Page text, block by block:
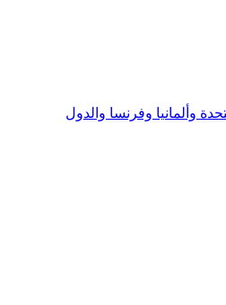
وألمانيا وفرنسا والدول